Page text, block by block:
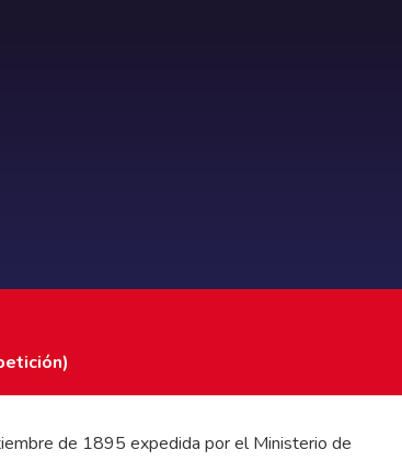
de 1895 expedida por el Ministerio de